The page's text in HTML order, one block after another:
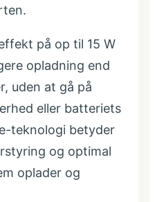
på op til 15 W
opladning end
uden at gå på
eller batteriets
teknologi betyder
og optimal
oplader og